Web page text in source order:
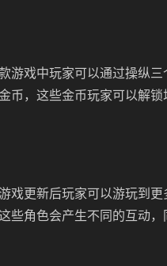
游戏中玩家可以通过操纵
币，这些金币玩家可以解锁
戏更新后玩家可以游玩到
些角色会产生不同的互动，